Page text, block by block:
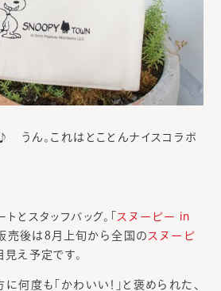
うん。これはとことんナイスコラボ
とスタッフバッグ。「 スヌーピー in
売後は8月上旬から全国の スヌーピ
見え予定です。
何度も「かわいい！」と褒められた、